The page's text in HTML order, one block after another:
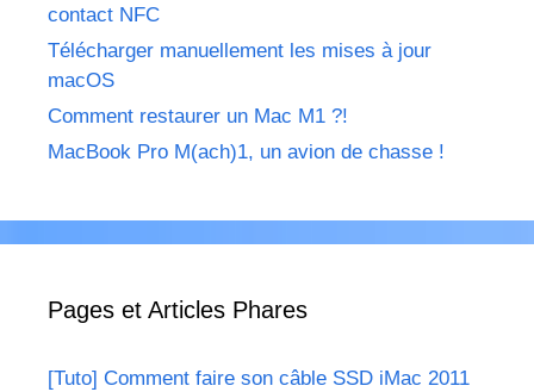
contact NFC
Télécharger manuellement les mises à jour
macOS
Comment restaurer un Mac M1 ?!
MacBook Pro M(ach)1, un avion de chasse !
Pages et Articles Phares
[Tuto] Comment faire son câble SSD iMac 2011